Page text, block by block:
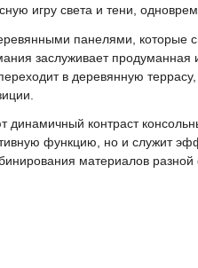
игру света и тени,
панелями, которые
заслуживает
в деревянную
контраст
функцию, но и служит
материалов